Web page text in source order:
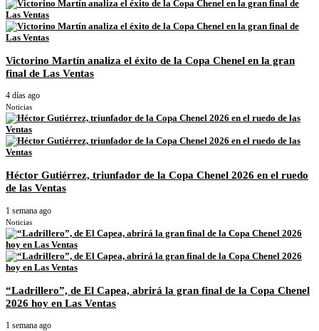
Victorino Martín analiza el éxito de la Copa Chenel en la gran
final de Las Ventas
4 días ago
Noticias
Héctor Gutiérrez, triunfador de la Copa Chenel 2026 en el ruedo
de las Ventas
1 semana ago
Noticias
“Ladrillero”, de El Capea, abrirá la gran final de la Copa Chenel
2026 hoy en Las Ventas
1 semana ago